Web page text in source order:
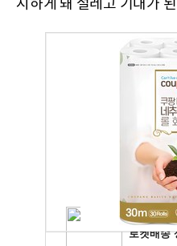
시하게 돼 설레고 기대가